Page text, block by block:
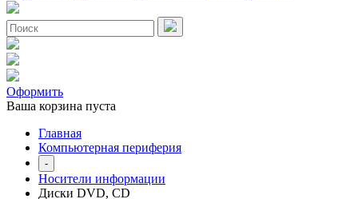
Оформить
Ваша корзина пуста
Главная
Компьютерная периферия
-
Носители информации
Диски DVD, CD